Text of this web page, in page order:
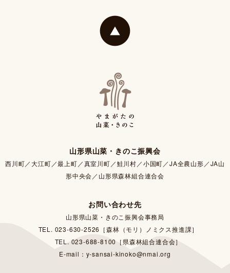
山形県山菜・きのこ振興会
西川町／大江町／最上町／真室川町／鮭川村／小国町／JA全農山形／JA山
形中央会／山形県森林組合連合会
お問い合わせ先
山形県山菜・きのこ振興会事務局
TEL. 023-630-2526［森林（モリ）ノミクス推進課］
TEL. 023-688-8100［県森林組合連合会］
E-mail：y-sansai-kinoko@nmai.org